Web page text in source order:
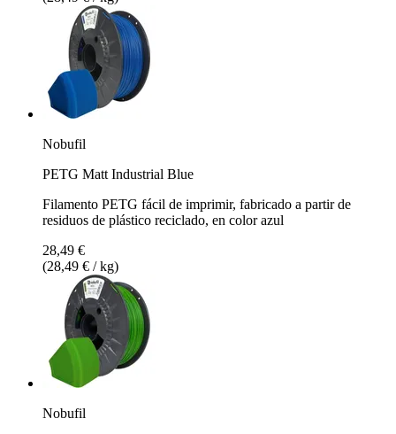
Nobufil
PETG Matt Industrial Blue
Filamento PETG fácil de imprimir, fabricado a partir de
residuos de plástico reciclado, en color azul
28,49 €
(28,49 € / kg)
Nobufil